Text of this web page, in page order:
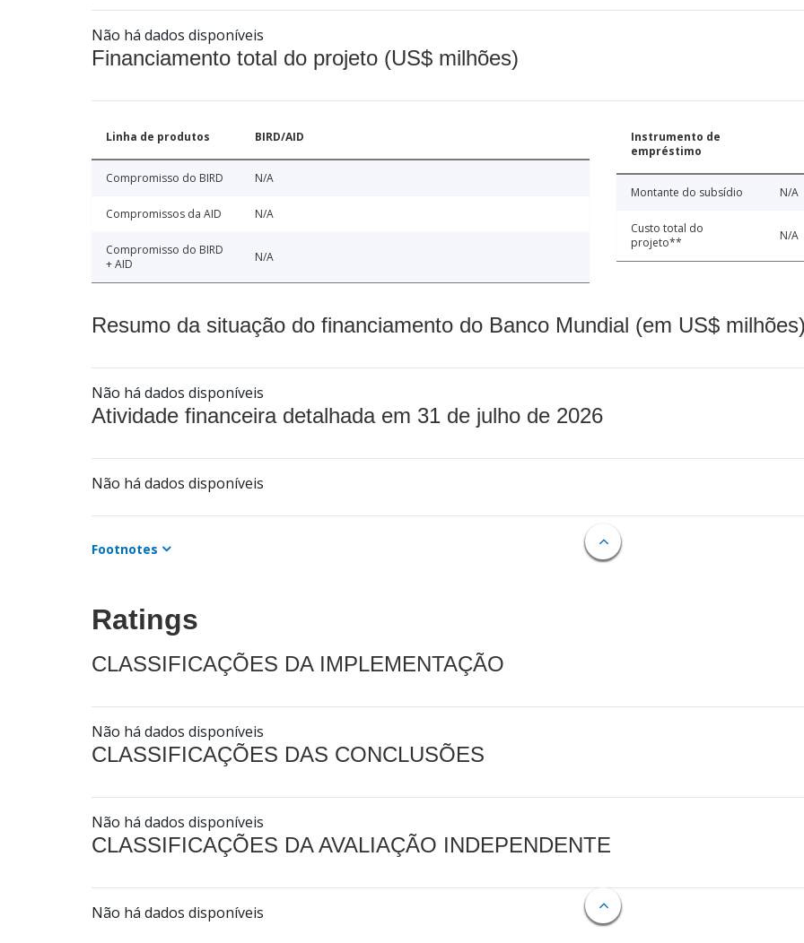
Não há dados disponíveis
Financiamento total do projeto (US$ milhões)
Linha de produtos BIRD/AID
Compromisso do BIRD N/A
Compromissos da AID N/A
Compromisso do BIRD
+ AID
N/A
Instrumento de
empréstimo
Montante do subsídio N/A
Custo total do
projeto**
N/A
Resumo da situação do financiamento do Banco Mundial (em US$
Não há dados disponíveis
Atividade financeira detalhada em 31 de julho de 2026
Não há dados disponíveis
Footnotes
Ratings
CLASSIFICAÇÕES DA IMPLEMENTAÇÃO
Não há dados disponíveis
CLASSIFICAÇÕES DAS CONCLUSÕES
Não há dados disponíveis
CLASSIFICAÇÕES DA AVALIAÇÃO INDEPENDENTE
Não há dados disponíveis